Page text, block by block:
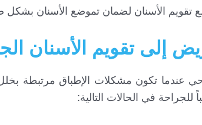
تقويم الأسنان لضمان تموضع الأسنان بشكل
إلى تقويم الأسنان
عندما تكون مشكلات الإطباق مرتبطة
في الحالات التالية: